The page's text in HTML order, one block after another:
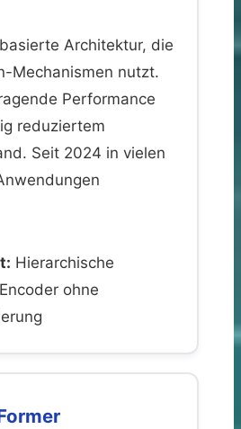
Architektur, die
Mechanismen nutzt.
Performance
reduziertem
Seit 2024 in vielen
Hierarchische
ohne